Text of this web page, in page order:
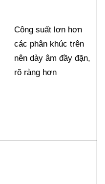
Công suất lơn hơn
các phân khúc trên
nên dày âm đầy đặn,
rõ ràng hơn